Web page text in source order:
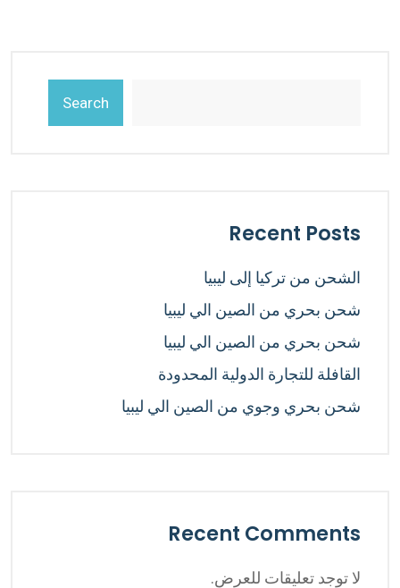
Search
Recent Posts
الشحن من تركيا إلى ليبيا
شحن بحري من الصين الي ليبيا
شحن بحري من الصين الي ليبيا
القافلة للتجارة الدولية المحدودة
شحن بحري وجوي من الصين الي ليبيا
Recent Comments
لا توجد تعليقات للعرض.